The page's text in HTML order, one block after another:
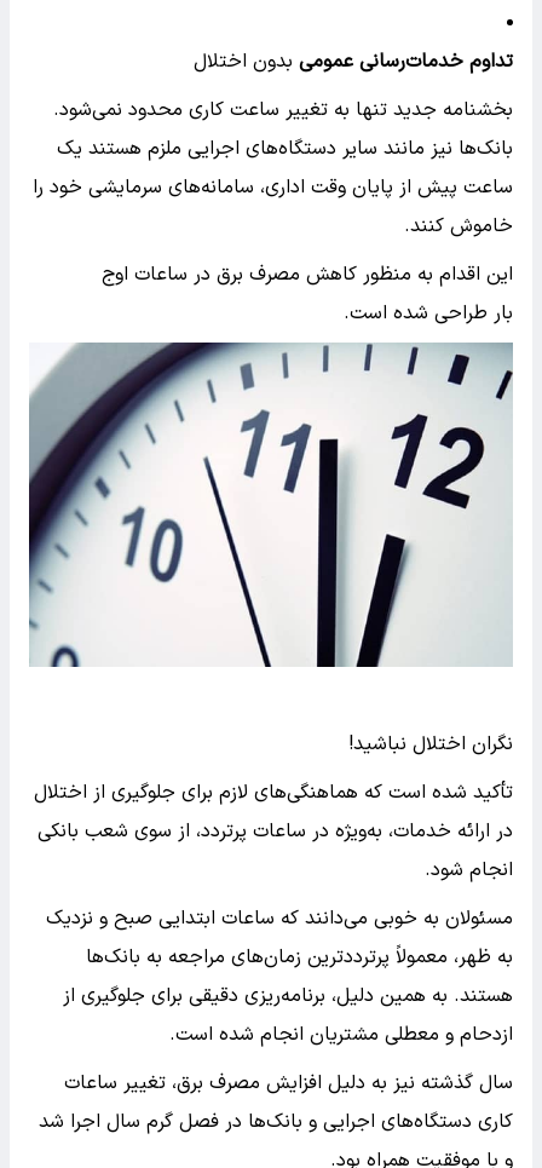
تداوم خدمات‌رسانی عمومی بدون اختلال
بخشنامه جدید تنها به تغییر ساعت کاری محدود نمی‌شود.
بانک‌ها نیز مانند سایر دستگاه‌های اجرایی ملزم هستند یک
ساعت پیش از پایان وقت اداری، سامانه‌های سرمایشی خود را
خاموش کنند.
این اقدام به منظور کاهش مصرف برق در ساعات اوج
بار طراحی شده است.
نگران اختلال نباشید!
تأکید شده است که هماهنگی‌های لازم برای جلوگیری از اختلال
در ارائه خدمات، به‌ویژه در ساعات پرتردد، از سوی شعب بانکی
انجام شود.
مسئولان به خوبی می‌دانند که ساعات ابتدایی صبح و نزدیک
به ظهر، معمولاً پرترددترین زمان‌های مراجعه به بانک‌ها
هستند. به همین دلیل، برنامه‌ریزی دقیقی برای جلوگیری از
ازدحام و معطلی مشتریان انجام شده است.
سال گذشته نیز به دلیل افزایش مصرف برق، تغییر ساعات
کاری دستگاه‌های اجرایی و بانک‌ها در فصل گرم سال اجرا شد
و با موفقیت همراه بود.